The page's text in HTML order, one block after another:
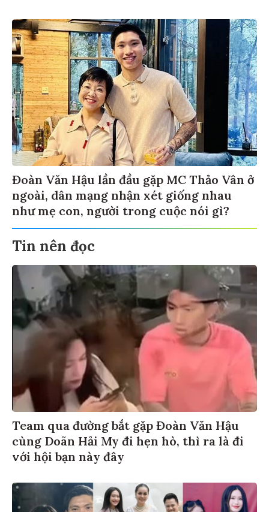
Đoàn Văn Hậu lần đầu gặp MC Thảo Vân ở
ngoài, dân mạng nhận xét giống nhau
như mẹ con, người trong cuộc nói gì?
Tin nên đọc
Team qua đường bắt gặp Đoàn Văn Hậu
cùng Doãn Hải My đi hẹn hò, thì ra là đi
với hội bạn này đây